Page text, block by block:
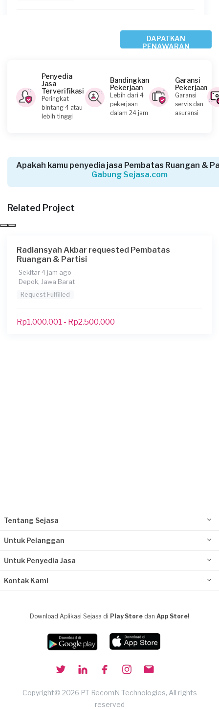
20 hari yang lalu
Cianjur, Jawa Barat
Request Fulfilled
Partisi
Bu Yanti requested Pembatas Ruangan &
Partisi
3 bulan yang lalu
Bekasi Kota, Jawa Barat
Request Fulfilled
Rp1.000.001 - Rp2.500.000
DAPATKAN
PENAWARAN
Penyedia
Jasa
Terverifikasi
Peringkat
bintang 4 atau
lebih tinggi
Bandingkan
Pekerjaan
Lebih dari 4
pekerjaan
dalam 24 jam
Garansi
Pekerjaan
Garansi
servis dan
asuransi
Apakah kamu penyedia jasa Pembatas Ruangan &
Gabung Sejasa.com
Related Project
Radiansyah Akbar requested Pembatas
Ruangan & Partisi
Sekitar 4 jam ago
Depok, Jawa Barat
Request Fulfilled
Rp1.000.001 - Rp2.500.000
Tentang Sejasa
Untuk Pelanggan
Untuk Penyedia Jasa
Kontak Kami
Download Aplikasi Sejasa di Play Store dan App Store!
Copyright© 2026 PT RecomN Technologies, All rights
reserved